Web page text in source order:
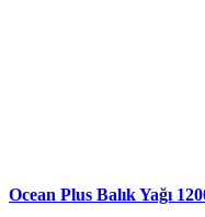
Ocean Plus Balık Yağı